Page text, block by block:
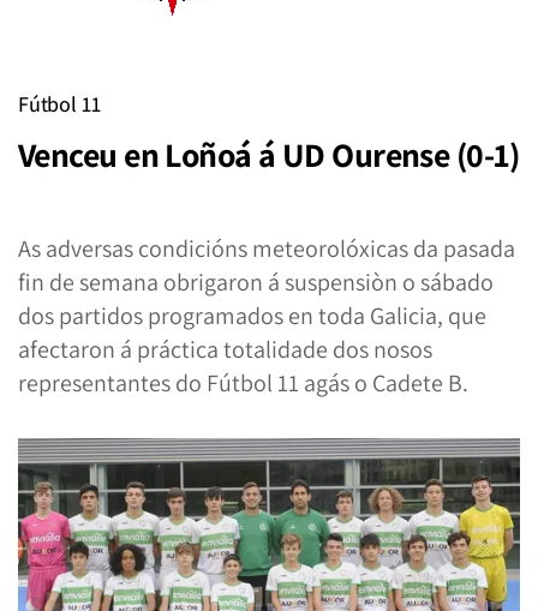
Fútbol 11
Venceu en Loñoá á UD Ourense (0-1)
As adversas condicións meteorolóxicas da pasada
fin de semana obrigaron á suspensiòn o sábado
dos partidos programados en toda Galicia, que
afectaron á práctica totalidade dos nosos
representantes do Fútbol 11 agás o Cadete B.